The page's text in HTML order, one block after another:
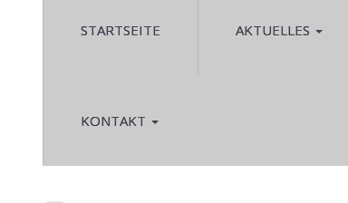
STARTSEITE AKTUELLES
KONTAKT